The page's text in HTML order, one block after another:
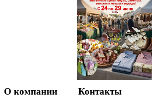
О компании Контакты